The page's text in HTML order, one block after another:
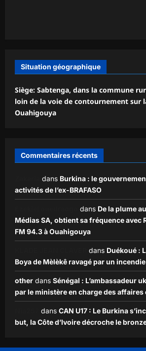
Situation géographique
Siège: Sabtenga, dans la commune
loin de la voie de contournement sur
Ouahigouya
Commentaires récents
dans Burkina : le
activités de l’ex-BRAFASO
dans De la plume
Médias SA, obtient sa fréquence avec
FM 94.3 à Ouahigouya
dans Duékoué :
Boya de Mèlèkê ravagé par un incendie
other dans Sénégal : L’ambassadeur
par le ministère en charge des affaires
dans CAN U17 : Le Burkina
but, la Côte d’Ivoire décroche le